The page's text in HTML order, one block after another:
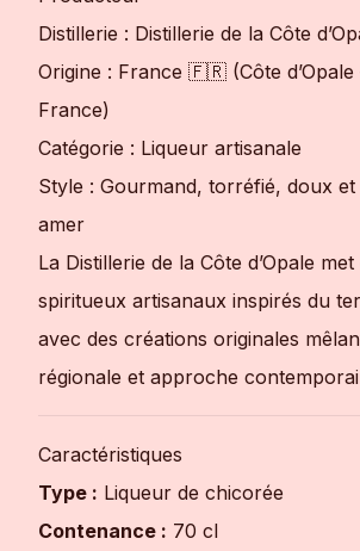
Distillerie : Distillerie de la Côte
Origine : France 🇫🇷 (Côte d’Opale
France)
Catégorie : Liqueur artisanale
Style : Gourmand, torréfié, doux
amer
La Distillerie de la Côte d’Opale
spiritueux artisanaux inspirés du
avec des créations originales
régionale et approche
Caractéristiques
Type : Liqueur de chicorée
Contenance : 70 cl